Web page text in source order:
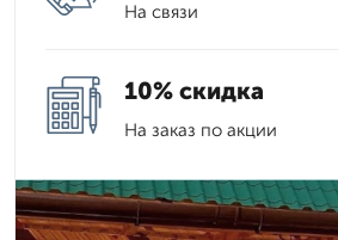
На связи
10% скидка
На заказ по акции